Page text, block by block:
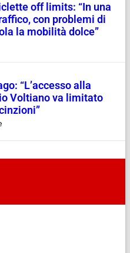
off limits: “In una
con problemi di
la mobilità dolce”
“L’accesso alla
Voltiano va limitato